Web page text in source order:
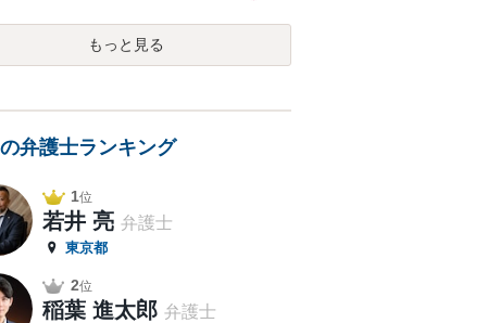
もっと見る
弁護士ランキング
1位
若井 亮 弁護士
東京都
2位
稲葉 進太郎 弁護士